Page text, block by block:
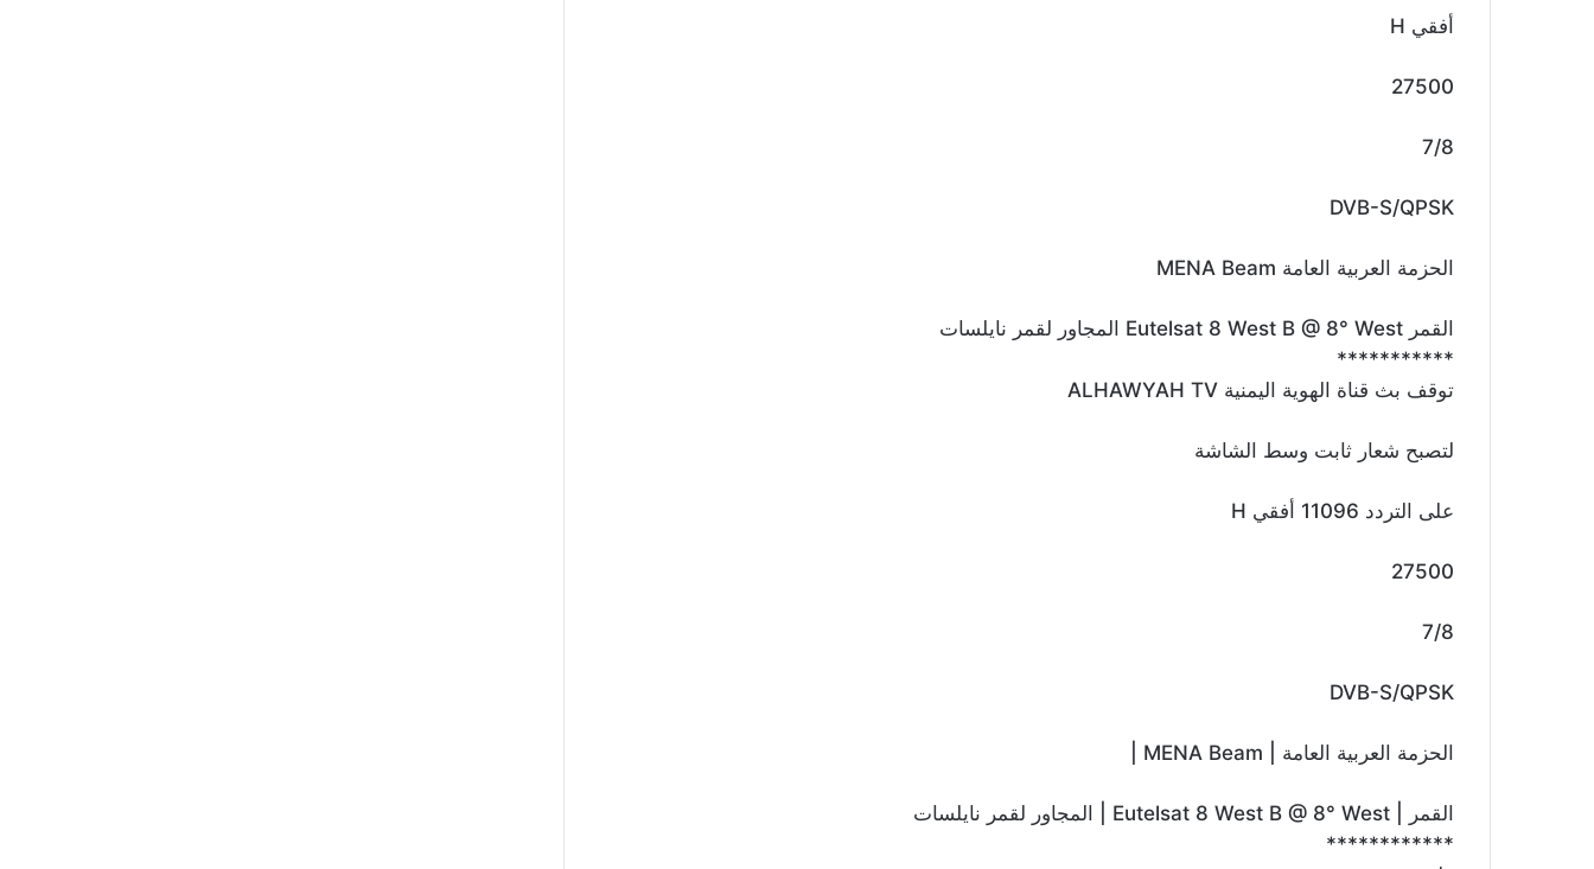
أفقي H
27500
7/8
DVB-S/QPSK
الحزمة العربية العامة MENA Beam
القمر Eutelsat 8 West B @ 8° West المجاور لقمر نايلسات
***********
توقف بث قناة الهوية اليمنية ALHAWYAH TV
لتصبح شعار ثابت وسط الشاشة
على التردد 11096 أفقي H
27500
7/8
DVB-S/QPSK
الحزمة العربية العامة | MENA Beam |
القمر | Eutelsat 8 West B @ 8° West | المجاور لقمر نايلسات
************